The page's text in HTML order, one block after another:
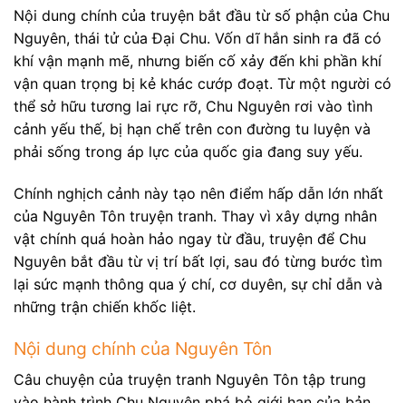
Nội dung chính của truyện bắt đầu từ số phận của Chu
Nguyên, thái tử của Đại Chu. Vốn dĩ hắn sinh ra đã có
khí vận mạnh mẽ, nhưng biến cố xảy đến khi phần khí
vận quan trọng bị kẻ khác cướp đoạt. Từ một người có
thể sở hữu tương lai rực rỡ, Chu Nguyên rơi vào tình
cảnh yếu thế, bị hạn chế trên con đường tu luyện và
phải sống trong áp lực của quốc gia đang suy yếu.
Chính nghịch cảnh này tạo nên điểm hấp dẫn lớn nhất
của Nguyên Tôn truyện tranh. Thay vì xây dựng nhân
vật chính quá hoàn hảo ngay từ đầu, truyện để Chu
Nguyên bắt đầu từ vị trí bất lợi, sau đó từng bước tìm
lại sức mạnh thông qua ý chí, cơ duyên, sự chỉ dẫn và
những trận chiến khốc liệt.
Nội dung chính của Nguyên Tôn
Câu chuyện của truyện tranh Nguyên Tôn tập trung